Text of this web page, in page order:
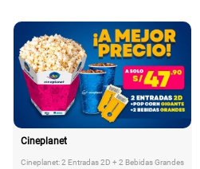
Cineplanet
Cineplanet: 2 Entradas 2D + 2 Bebidas Grandes